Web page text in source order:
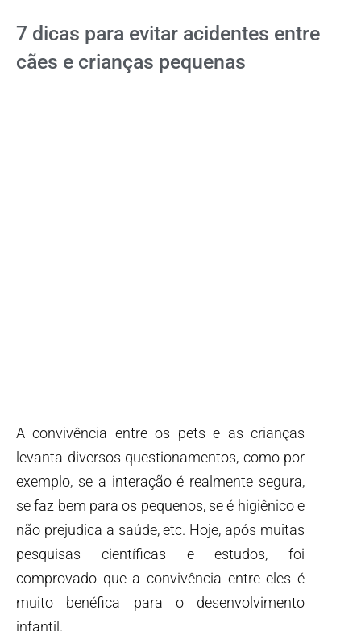
7 dicas para evitar acidentes entre
cães e crianças pequenas
A convivência entre os pets e as crianças
levanta diversos questionamentos, como por
exemplo, se a interação é realmente segura,
se faz bem para os pequenos, se é higiênico e
não prejudica a saúde, etc. Hoje, após muitas
pesquisas científicas e estudos, foi
comprovado que a convivência entre eles é
muito benéfica para o desenvolvimento
infantil.